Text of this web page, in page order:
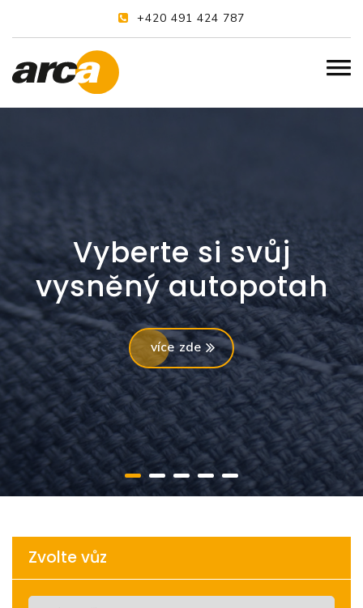
+420 491 424 787
Vyberte si svůj
vysněný autopotah
více zde
Zvolte vůz